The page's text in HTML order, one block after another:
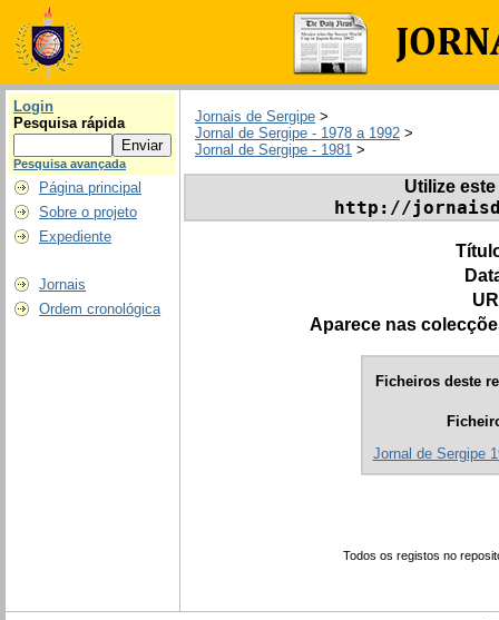
Login
Pesquisa rápida
Pesquisa avançada
Página principal
Sobre o projeto
Expediente
Jornais
Ordem cronológica
Jornais de Sergipe >
Jornal de Sergipe - 1978 a 1992 >
Jornal de Sergipe - 1981 >
Utilize
http://
Aparece nas
Ficheiros deste
Jornal de Sergipe
Todos os registos no